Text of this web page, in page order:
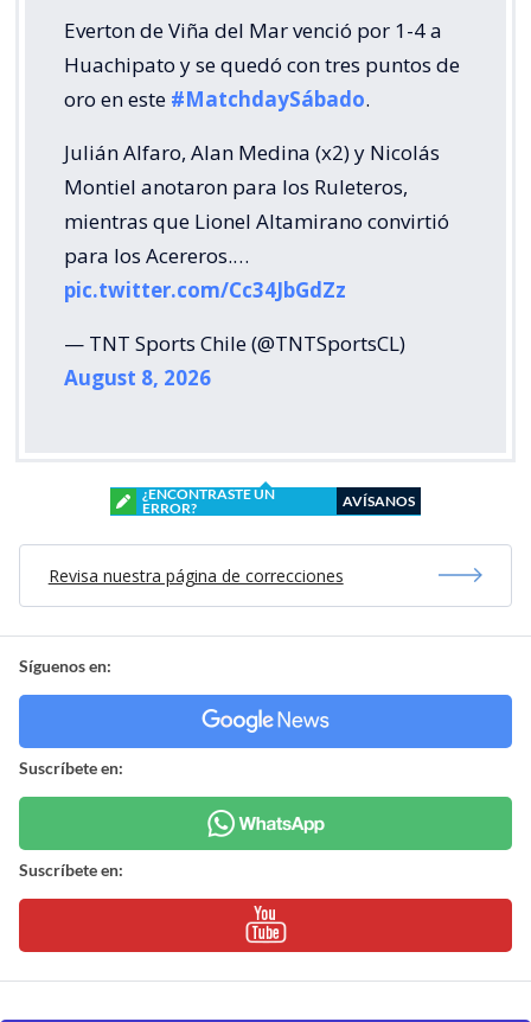
Everton de Viña del Mar venció por 1-4 a
Huachipato y se quedó con tres puntos de
oro en este #MatchdaySábado.
Julián Alfaro, Alan Medina (x2) y Nicolás
Montiel anotaron para los Ruleteros,
mientras que Lionel Altamirano convirtió
para los Acereros.…
pic.twitter.com/Cc34JbGdZz
— TNT Sports Chile (@TNTSportsCL)
August 8, 2026
¿ENCONTRASTE UN
ERROR?
AVÍSANOS
Revisa nuestra página de correcciones
Síguenos en:
Suscríbete en:
Suscríbete en: